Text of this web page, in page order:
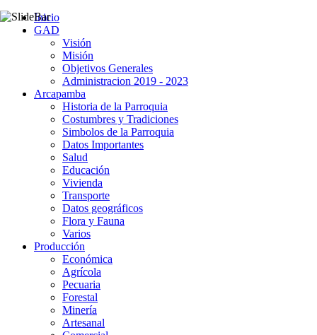
Inicio
GAD
Visión
Misión
Objetivos Generales
Administracion 2019 - 2023
Arcapamba
Historia de la Parroquia
Costumbres y Tradiciones
Simbolos de la Parroquia
Datos Importantes
Salud
Educación
Vivienda
Transporte
Datos geográficos
Flora y Fauna
Varios
Producción
Económica
Agrícola
Pecuaria
Forestal
Minería
Artesanal